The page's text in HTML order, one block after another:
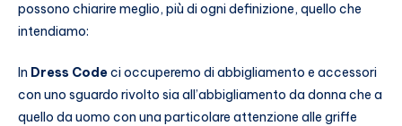
possono chiarire meglio, più di ogni definizione, quello che
intendiamo:
In Dress Codeci occuperemo di abbigliamento e accessori
con uno sguardo rivolto sia all’abbigliamento da donna che a
quello da uomo con una particolare attenzione alle griffe